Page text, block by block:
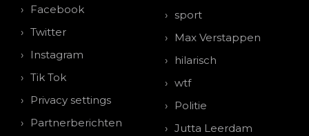
Facebook
Twitter
Instagram
Tik Tok
Privacy settings
Partnerberichten
sport
Max Verstappen
hilarisch
wtf
Politie
Jutta Leerdam